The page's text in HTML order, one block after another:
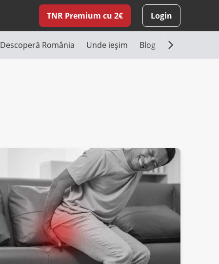
TNR Premium cu 2€ Login
Descoperă România Unde ieşim Blog